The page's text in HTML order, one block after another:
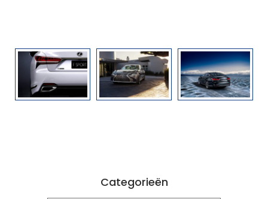
Categorieën